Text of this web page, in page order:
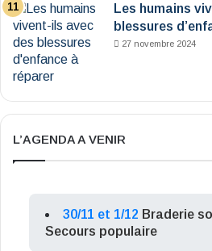
Les humains
blessures
27 novembre 2024
L’AGENDA A VENIR
30/11 et 1/12 Braderie
Secours populaire